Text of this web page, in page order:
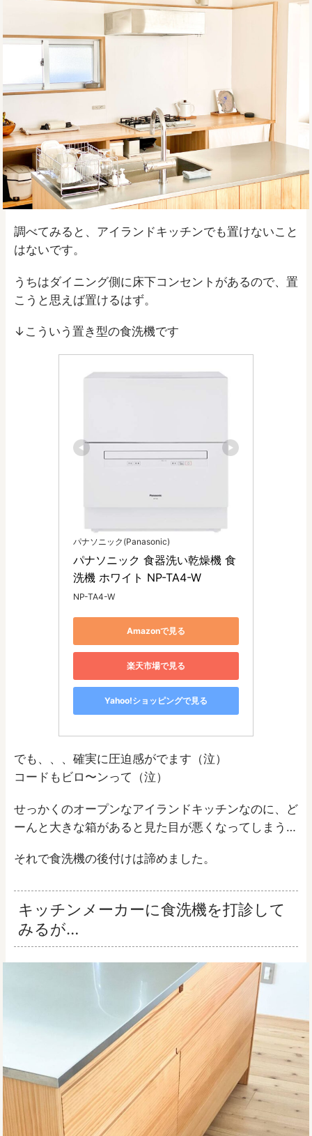
調べてみると、アイランドキッチンでも置けないこと
はないです。
うちはダイニング側に床下コンセントがあるので、置
こうと思えば置けるはず。
↓こういう置き型の食洗機です
パナソニック(Panasonic)
パナソニック 食器洗い乾燥機 食
洗機 ホワイト NP-TA4-W
NP-TA4-W
Amazonで見る
楽天市場で見る
Yahoo!ショッピングで見る
でも、、、確実に圧迫感がでます（泣）
コードもビロ〜ンって（泣）
せっかくのオープンなアイランドキッチンなのに、ど
ーんと大きな箱があると見た目が悪くなってしまう…
それで食洗機の後付けは諦めました。
キッチンメーカーに食洗機を打診して
みるが…